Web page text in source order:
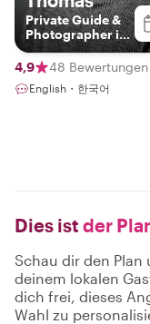
Private Guide &
Photographer in
Seoul
4,9
48 Bewertungen
English・한국어
Dies ist der
Schau dir den
deinem lokalen
dich frei, dieses
Wahl zu